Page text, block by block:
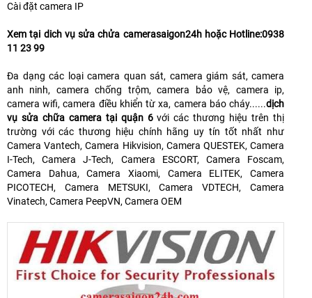
Cài đặt camera IP
Xem tại dich vụ sửa chửa camerasaigon24h hoặc Hotline:0938
11 23 99
Đa dạng các loại camera quan sát, camera giám sát, camera
anh ninh, camera chống trộm, camera bảo vệ, camera ip,
camera wifi, camera điều khiển từ xa, camera báo cháy......dịch
vụ sửa chữa camera tại quận 6với các thương hiệu trên thị
trường với các thương hiệu chính hãng uy tín tốt nhất như
Camera Vantech, Camera Hikvision, Camera QUESTEK, Camera
I-Tech, Camera J-Tech, Camera ESCORT, Camera Foscam,
Camera Dahua, Camera Xiaomi, Camera ELITEK, Camera
PICOTECH, Camera METSUKI, Camera VDTECH, Camera
Vinatech, Camera PeepVN, Camera OEM